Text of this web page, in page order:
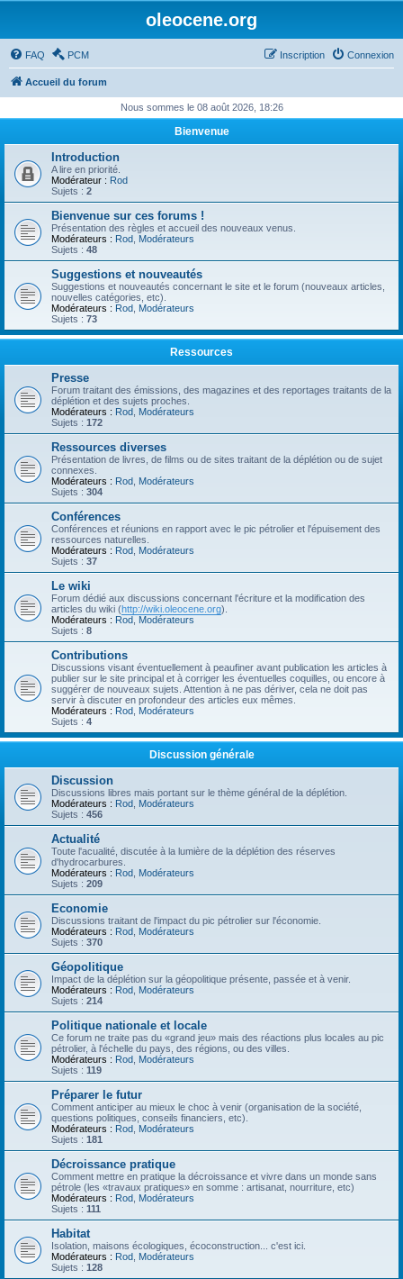
oleocene.org
FAQ PCM Connexion
Inscription
Accueil du forum
Nous sommes le 08 août 2026, 18:26
Bienvenue
Introduction
A lire en priorité.
Modérateur : Rod
Sujets : 2
Bienvenue sur ces forums !
Présentation des règles et accueil des nouveaux venus.
Modérateurs : Rod Modérateurs
Sujets : 48
Suggestions et nouveautés
Suggestions et nouveautés concernant le site et le forum (nouveaux articles,
nouvelles catégories, etc).
Modérateurs : Rod Modérateurs
Sujets : 73
Ressources
Presse
Forum traitant des émissions, des magazines et des reportages traitants de la
déplétion et des sujets proches.
Modérateurs : Rod Modérateurs
Sujets : 172
Ressources diverses
Présentation de livres, de films ou de sites traitant de la déplétion ou de sujet
connexes.
Modérateurs : Rod Modérateurs
Sujets : 304
Conférences
Conférences et réunions en rapport avec le pic pétrolier et l'épuisement des
ressources naturelles.
Modérateurs : Rod Modérateurs
Sujets : 37
Le wiki
Forum dédié aux discussions concernant l'écriture et la modification des
articles du wiki (http://wiki.oleocene.org).
Modérateurs : Rod Modérateurs
Sujets : 8
Contributions
Discussions visant éventuellement à peaufiner avant publication les articles à
publier sur le site principal et à corriger les éventuelles coquilles, ou encore à
suggérer de nouveaux sujets. Attention à ne pas dériver, cela ne doit pas
servir à discuter en profondeur des articles eux mêmes.
Modérateurs : Rod Modérateurs
Sujets : 4
Discussion générale
Discussion
Discussions libres mais portant sur le thème général de la déplétion.
Modérateurs : Rod Modérateurs
Sujets : 456
Actualité
Toute l'acualité, discutée à la lumière de la déplétion des réserves
d'hydrocarbures.
Modérateurs : Rod Modérateurs
Sujets : 209
Economie
Discussions traitant de l'impact du pic pétrolier sur l'économie.
Modérateurs : Rod Modérateurs
Sujets : 370
Géopolitique
Impact de la déplétion sur la géopolitique présente, passée et à venir.
Modérateurs : Rod Modérateurs
Sujets : 214
Politique nationale et locale
Ce forum ne traite pas du «grand jeu» mais des réactions plus locales au pic
pétrolier, à l'échelle du pays, des régions, ou des villes.
Modérateurs : Rod Modérateurs
Sujets : 119
Préparer le futur
Comment anticiper au mieux le choc à venir (organisation de la société,
questions politiques, conseils financiers, etc).
Modérateurs : Rod Modérateurs
Sujets : 181
Décroissance pratique
Comment mettre en pratique la décroissance et vivre dans un monde sans
pétrole (les «travaux pratiques» en somme : artisanat, nourriture, etc)
Modérateurs : Rod Modérateurs
Sujets : 111
Habitat
Isolation, maisons écologiques, écoconstruction... c'est ici.
Modérateurs : Rod Modérateurs
Sujets : 128